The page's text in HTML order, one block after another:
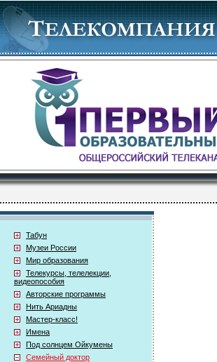
Табун
Музеи России
Мир образования
Телекурсы, телелекции,
видеопособия
Авторские программы
Нить Ариадны
Мастер-класс!
Имена
Под солнцем Ойкумены
Семейный доктор